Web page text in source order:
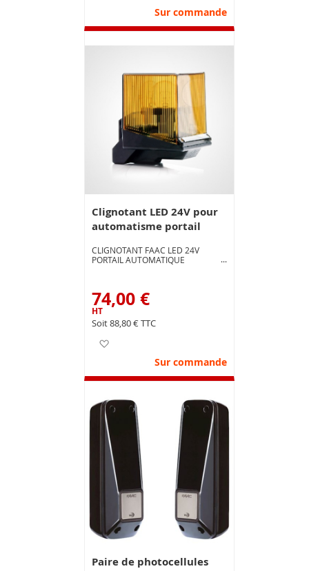
Sur commande
Clignotant LED 24V pour
automatisme portail
CLIGNOTANT FAAC LED 24V
PORTAIL AUTOMATIQUE
74,00 €
88,80 €
Sur commande
Paire de photocellules